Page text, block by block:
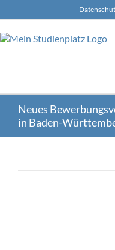
to
Neues
in Baden-